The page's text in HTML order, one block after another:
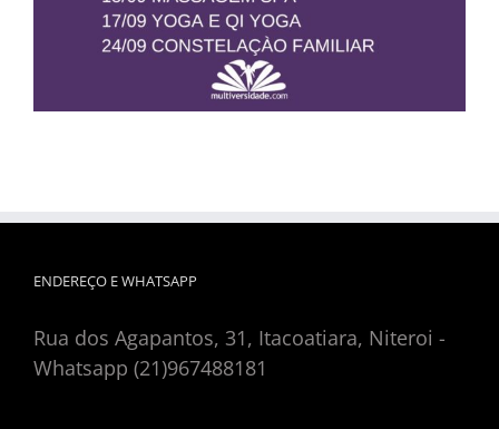
ENDEREÇO E WHATSAPP
Rua dos Agapantos, 31, Itacoatiara, Niteroi -
Whatsapp (21)967488181